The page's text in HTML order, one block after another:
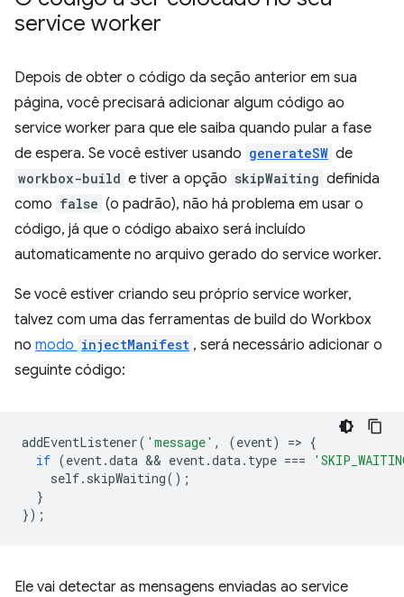
service worker
Depois de obter o código da seção anterior em sua
página, você precisará adicionar algum código ao
service worker para que ele saiba quando pular a fase
de espera. Se você estiver usando generateSW de
workbox-build e tiver a opção skipWaiting definida
como false (o padrão), não há problema em usar o
código, já que o código abaixo será incluído
automaticamente no arquivo gerado do service worker.
Se você estiver criando seu próprio service worker,
talvez com uma das ferramentas de build do Workbox
no modo injectManifest , será necessário adicionar o
seguinte código:
addEventListener( 'message' , (event) => {
if (event.data && event.data. type ===
self. skipWaiting();
}
});
Ele vai detectar as mensagens enviadas ao service